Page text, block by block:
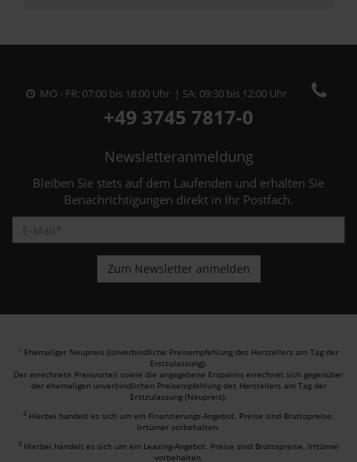
MO - FR: 07:00 bis 18:00 Uhr | SA: 09:30 bis 12:00 Uhr
+49 3745 7817-0
Newsletteranmeldung
Bleiben Sie stets auf dem Laufenden und erhalten Sie
Benachrichtigungen direkt in Ihr Postfach.
1 Ehemaliger Neupreis (Unverbindliche Preisempfehlung des Herstellers am Tag der
Erstzulassung).
Der errechnete Preisvorteil sowie die angegebene Ersparnis errechnet sich gegenüber
der ehemaligen unverbindlichen Preisempfehlung des Herstellers am Tag der
Erstzulassung (Neupreis).
2 Hierbei handelt es sich um ein Finanzierungs-Angebot. Preise sind Bruttopreise.
Irrtümer vorbehalten.
3 Hierbei handelt es sich um ein Leasing-Angebot. Preise sind Bruttopreise. Irrtümer
vorbehalten.